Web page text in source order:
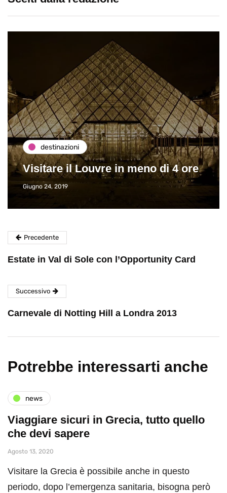
destinazioni
Visitare il Louvre in meno di 4 ore
Giugno 24, 2019
Precedente
Estate in Val di Sole con l’Opportunity Card
Successivo
Carnevale di Notting Hill a Londra 2013
Potrebbe interessarti anche
news
Viaggiare sicuri in Grecia, tutto quello
che devi sapere
Agosto 13, 2020
Visitare la Grecia è possibile anche in questo
periodo, dopo l’emergenza sanitaria, bisogna però